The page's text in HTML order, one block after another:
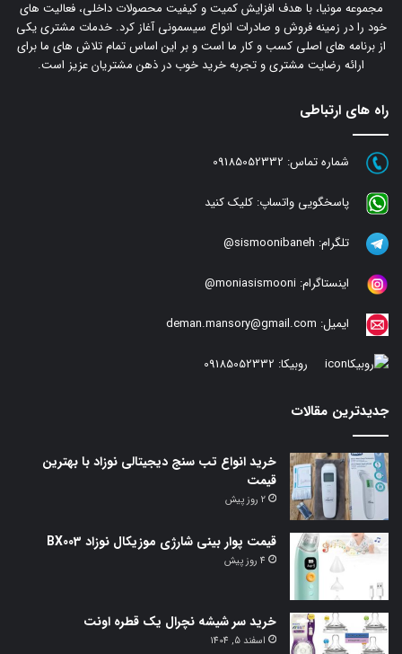
مجموعه مونیا، با هدف افزایش کمیت و کیفیت محصولات داخلی، فعالیت های
خود را در زمینه فروش و صادرات انواع سیسمونی آغاز کرد. خدمات مشتری یکی
از برنامه های اصلی کسب و کار ما است و بر این اساس تمام تلاش های ما برای
ارائه رضایت مشتری و تجربه خرید خوب در ذهن مشتریان عزیز است.
راه های ارتباطی
شماره تماس: 09185052332
پاسخگویی واتساپ: کلیک کنید
تلگرام: sismoonibaneh@
اینستاگرام: moniasismooni@
ایمیل: deman.mansory@gmail.com
روبیکا: 09185052332
جدیدترین مقالات
خرید انواع تب سنج دیجیتالی نوزاد با بهترین
قیمت
2 روز پیش
قیمت پوار بینی شارژی موزیکال نوزاد BX003
4 روز پیش
خرید سر شیشه نچرال یک قطره اونت
اسفند 5, 1404